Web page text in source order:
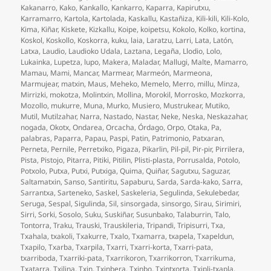
Kakanarro, Kako, Kankallo, Kankarro, Kaparra, Kapirutxu,
Karramarro, Kartola, Kartolada, Kaskallu, Kastañiza, Kili-kili, Kili-Kolo,
Kima, Kiñar, Kiskete, Kizkallu, Koipe, koipetsu, Kokolo, Kolko, kortina,
Koskol, Koskollo, Koskorra, kuku, laia, Laratzu, Larri, Lata, Latón,
Latxa, Laudio, Laudioko Udala, Laztana, Legaña, Llodio, Lolo,
Lukainka, Lupetza, lupo, Makera, Maladar, Mallugi, Malte, Mamarro,
Mamau, Mami, Mancar, Marmear, Marmeón, Marmeona,
Marmujear, matxin, Maus, Meheko, Memelo, Merro, millu, Minza,
Mirrizki, mokotza, Molintxin, Mollina, Morokil, Morrosko, Mozkorra,
Mozollo, mukurre, Muna, Murko, Musiero, Mustrukear, Mutiko,
Mutil, Mutilzahar, Narra, Nastado, Nastar, Neke, Neska, Neskazahar,
nogada,Okotx,Ondarea,Orcacha,Órdago,Orpo,Otaka, Pa,
palabras, Paparra, Papau, Paspi, Patin, Patrimonio, Patxaran,
Perneta, Pernile, Perretxiko, Pigaza, Pikarlin, Pil-pil, Pir-pir, Pirrilera,
Pista, Pistojo, Pitarra, Pitiki, Pitilin, Plisti-plasta, Porrusalda, Potolo,
Potxolo, Putxa, Putxi, Putxiga,Quima,Quiñar,Sagutxu,Saguzar,
Saltamatxin,Sanso,Santiritu,Sapaburu,Sarda,Sarda-kako,Sarra,
Sarrantxa,Sarteneko,Saskel,Saskeleria,Segulinda,Sekulebedar,
Seruga,Sespal,Sigulinda,Sil,sinsorgada,sinsorgo,Sirau,Sirimiri,
Sirri,Sorki,Sosolo,Suku,Suskiñar,Susunbako,Talaburrin,Talo,
Tontorra,Traku,Trauski,Trauskileria,Tripandi,Tripisurri,Txa,
Txahala,txakoli,Txakurre,Txalo,Txamarra,txapela,Txapeldun,
Txapilo,Txarba,Txarpila,Txarri,Txarri-korta,Txarri-pata,
txarriboda,Txarriki-pata,Txarrikoron,Txarrikorron,Txarrikuma,
Txatarra,Txilina,Txin,Txinbera,Txinbo,Txintxorta,Txipli-txapla,